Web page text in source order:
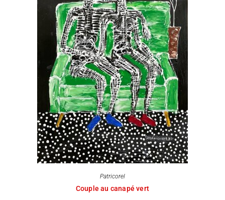
Patricorel
Couple au canapé vert